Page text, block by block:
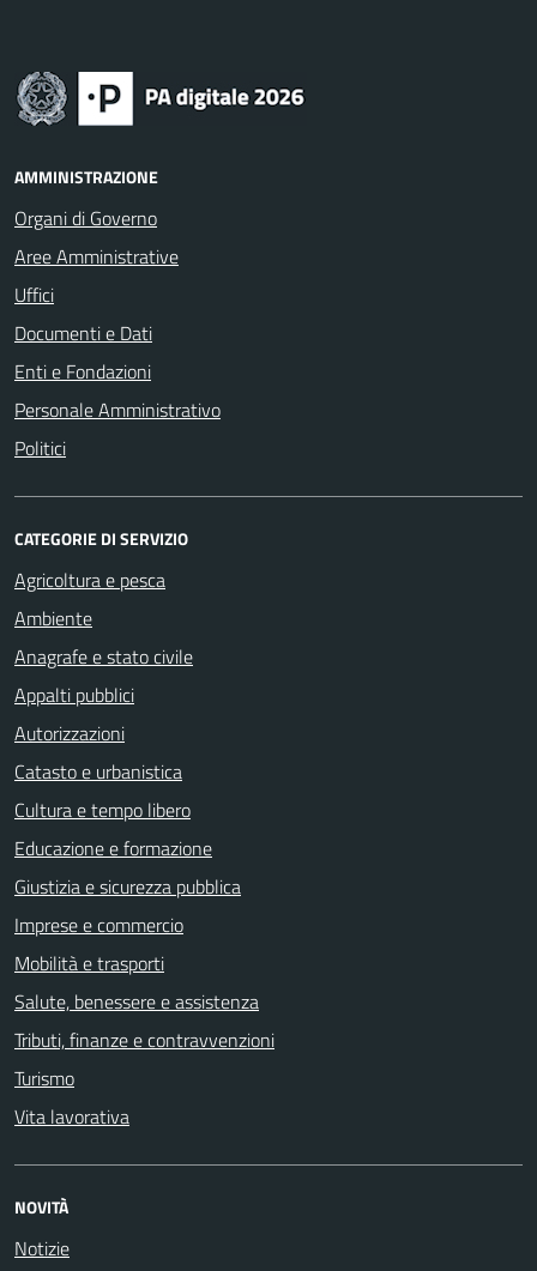
AMMINISTRAZIONE
Organi di Governo
Aree Amministrative
Uffici
Documenti e Dati
Enti e Fondazioni
Personale Amministrativo
Politici
CATEGORIE DI SERVIZIO
Agricoltura e pesca
Ambiente
Anagrafe e stato civile
Appalti pubblici
Autorizzazioni
Catasto e urbanistica
Cultura e tempo libero
Educazione e formazione
Giustizia e sicurezza pubblica
Imprese e commercio
Mobilità e trasporti
Salute, benessere e assistenza
Tributi, finanze e contravvenzioni
Turismo
Vita lavorativa
NOVITÀ
Notizie